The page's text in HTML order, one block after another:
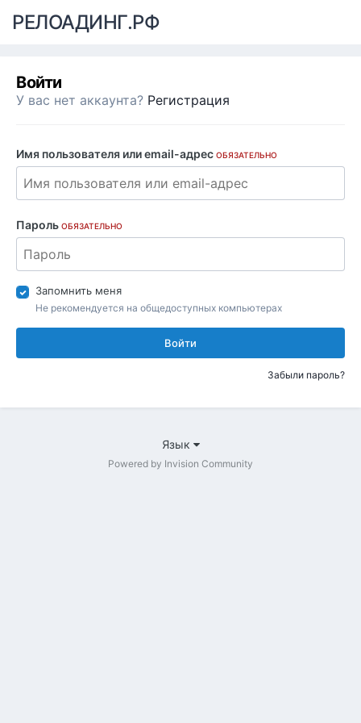
РЕЛОАДИНГ.РФ
Войти
У вас нет аккаунта? Регистрация
Имя пользователя или email-адрес ОБЯЗАТЕЛЬНО
Пароль ОБЯЗАТЕЛЬНО
Запомнить меня
Не рекомендуется на общедоступных компьютерах
Войти
Забыли пароль?
Язык
Powered by Invision Community